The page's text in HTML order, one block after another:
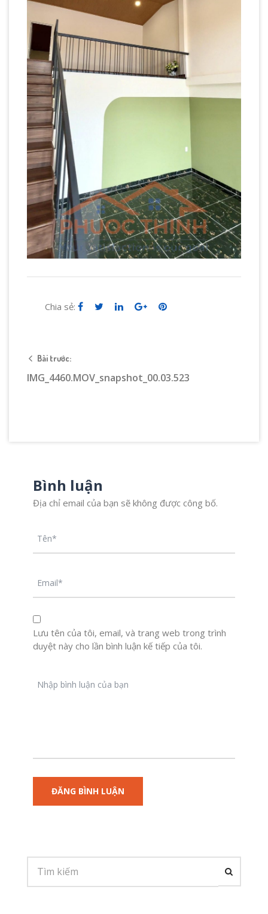
Chia sẻ:
Bài trước:
IMG_4460.MOV_snapshot_00.03.523
Bình luận
Địa chỉ email của bạn sẽ không được công bố.
Lưu tên của tôi, email, và trang web trong trình
duyệt này cho lần bình luận kế tiếp của tôi.